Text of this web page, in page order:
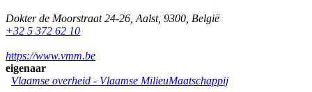
Dokter de Moorstraat 24-26 Aalst, 9300 België
+32 5 372 62 10
https://www.vmm.be
eigenaar
Vlaamse overheid - Vlaamse MilieuMaatschappij